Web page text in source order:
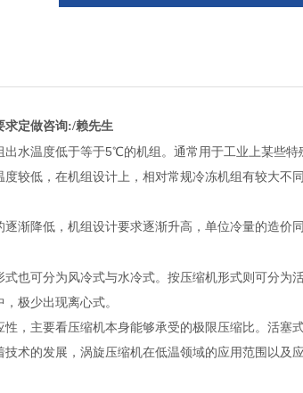
求定做咨询:/赖先生
出水温度低于等于5℃的机组。通常用于工业上某些特
度较低，在机组设计上，相对常规冷冻机组有较大不
降低，机组设计要求逐渐升高，单位冷量的造价同
可分为风冷式与水冷式。按压缩机形式则可分为
，极少出现离心式。
主要看压缩机本身能够承受的极限压缩比。活塞
术的发展，涡旋压缩机在低温领域的应用范围以及